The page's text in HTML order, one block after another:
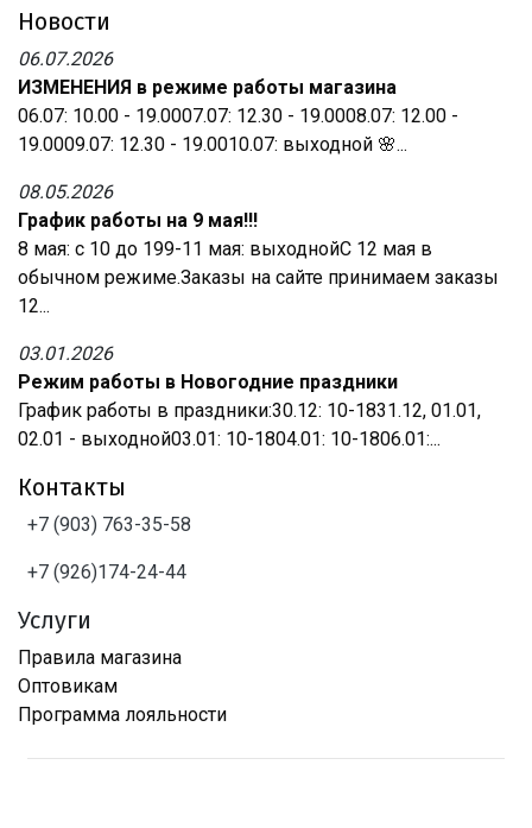
Новости
06.07.2026
ИЗМЕНЕНИЯ в режиме работы магазина
06.07: 10.00 - 19.0007.07: 12.30 - 19.0008.07: 12.00 -
19.0009.07: 12.30 - 19.0010.07: выходной 🌸...
08.05.2026
График работы на 9 мая!!!
8 мая: с 10 до 199-11 мая: выходнойС 12 мая в
обычном режиме.Заказы на сайте принимаем заказы
12...
03.01.2026
Режим работы в Новогодние праздники
График работы в праздники:30.12: 10-1831.12, 01.01,
02.01 - выходной03.01: 10-1804.01: 10-1806.01:...
Контакты
+7 (903) 763-35-58
+7 (926)174-24-44
Услуги
Правила магазина
Оптовикам
Программа лояльности